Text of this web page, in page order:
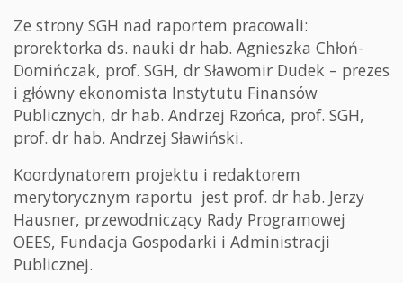
Ze strony SGH nad raportem pracowali:
prorektorka ds. nauki dr hab. Agnieszka Chłoń-
Domińczak, prof. SGH, dr Sławomir Dudek – prezes
i główny ekonomista Instytutu Finansów
Publicznych, dr hab. Andrzej Rzońca, prof. SGH,
prof. dr hab. Andrzej Sławiński.
Koordynatorem projektu i redaktorem
merytorycznym raportu jest prof. dr hab. Jerzy
Hausner, przewodniczący Rady Programowej
OEES, Fundacja Gospodarki i Administracji
Publicznej.